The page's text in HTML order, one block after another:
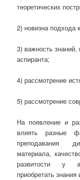
теоретических
2) новизна подхода
3) важность
аспиранта;
4) рассмотрение
5) рассмотрение
На появление и
влиять разные
преподавания
материала,
развитости у
приобретать